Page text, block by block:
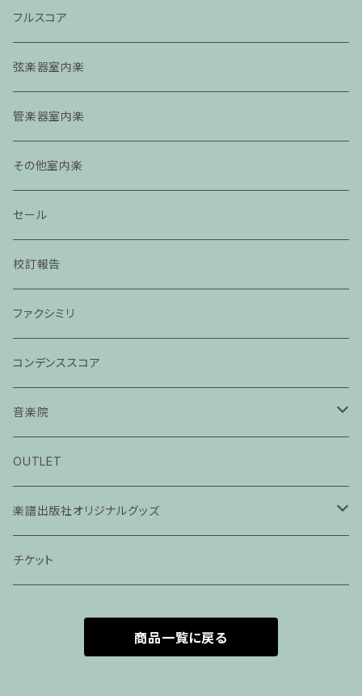
フルスコア
弦楽器室内楽
管楽器室内楽
その他室内楽
セール
校訂報告
ファクシミリ
コンデンススコア
音楽院
ピアノ科３０分レッスン
ピアノ科４５分レッスン
家族割プラン
家族割適用プラン2
声楽ピアノ４５分レッスン
OUTLET
楽譜出版社オリジナルグッズ
アパレル
チケット
商品一覧に戻る